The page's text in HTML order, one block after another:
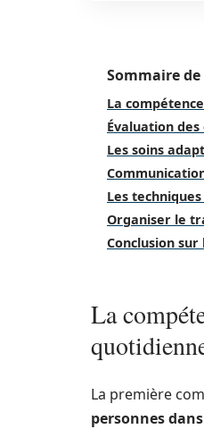
Sommaire
La
Évaluation
Les soins
Les
Organiser le
Conclusion
La
La première
personnes